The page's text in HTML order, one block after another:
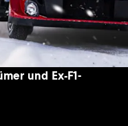
und Ex-F1-